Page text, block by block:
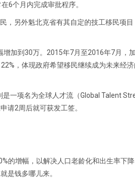
6个月内完成审批程序。
，另外魁北克省有其自定的技工移民项
加到30万。2015年7月至2016年7月，
，体现政府希望移民继续成为未来经
一项名为全球人才流（Global Talent
请2周后就可获发工签。
的增幅，以解决人口老龄化和出生率下
是钱多哪儿来。